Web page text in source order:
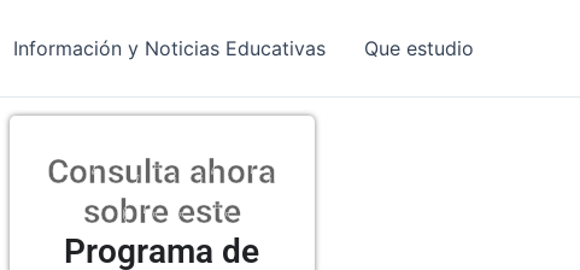
Información y Noticias Educativas Que estudio
Consulta ahora
sobre este
Programa de